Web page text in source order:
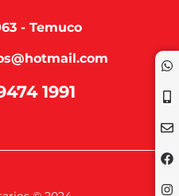
- Temuco
1991